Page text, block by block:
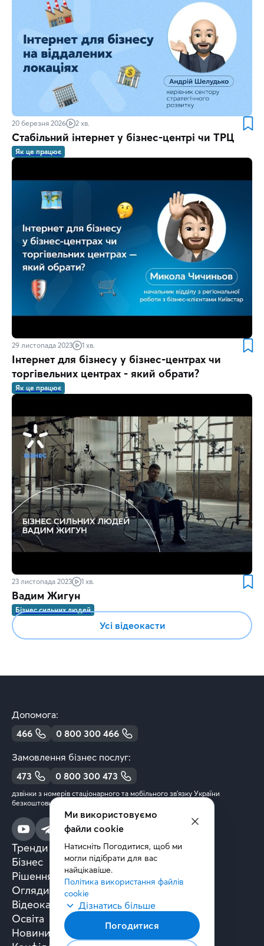
20 березня 2026 2 хв.
Стабільний інтернет у бізнес-центрі чи ТРЦ
Як це працює
29 листопада 2023 1 хв.
Інтернет для бізнесу у бізнес-центрах чи
торгівельних центрах - який обрати?
Як це працює
23 листопада 2023 1 хв.
Вадим Жигун
Бізнес сильних людей
Усі відеокасти
Допомога:
466
0 800 300 466
Замовлення бізнес послуг:
473
0 800 300 473
дзвінки з номерів стаціонарного та мобільного зв’язку України
безкоштовні
Тренди та аналітика
Бізнес
Рішення та технології
Огляди книг
Відеокасти
Освіта
Новини
Ми використовуємо
файли cookie
Натисніть Погодитися, щоб ми
могли підібрати для вас
найцікавіше.
Політика використання файлів
cookie
Дізнатись більше
Погодитися